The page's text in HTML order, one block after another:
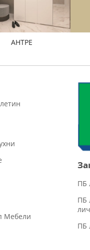
АНТРЕ
Мебели
ПБ
ПБ
ПБ